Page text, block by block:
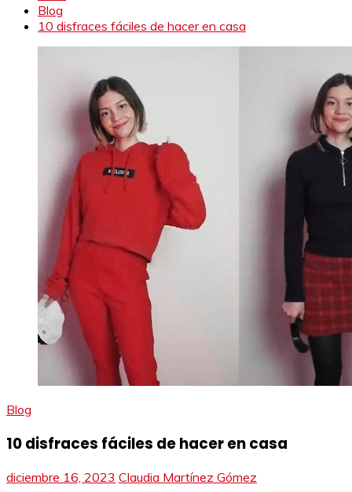
Blog
10 disfraces fáciles de hacer en casa
Blog
10 disfraces fáciles de hacer en casa
diciembre 16, 2023 Claudia Martínez Gómez